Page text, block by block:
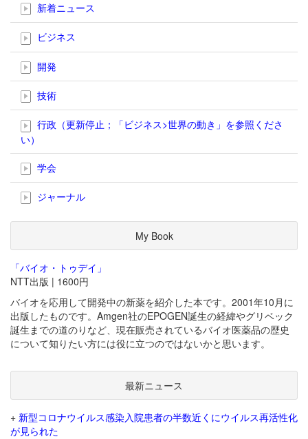
新着ニュース
ビジネス
開発
技術
行政（更新停止；「ビジネス>世界の動き」を参照くださ
い）
学会
ジャーナル
My Book
「バイオ・トゥデイ」
NTT出版 | 1600円
バイオを応用して開発中の新薬を紹介した本です。2001年10月に
出版したものです。Amgen社のEPOGEN誕生の経緯やグリベック
誕生までの道のりなど、現在販売されているバイオ医薬品の歴史
について知りたい方には役に立つのではないかと思います。
最新ニュース
+ 新型コロナウイルス感染入院患者の半数近くにウイルス再活性化
が見られた